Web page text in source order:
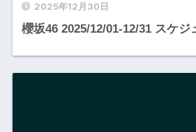
2025年12月30日
櫻坂46 2025/12/01-12/31 スケジ